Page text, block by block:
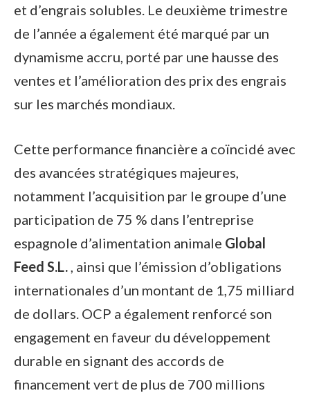
et d’engrais solubles. Le deuxième trimestre
de l’année a également été marqué par un
dynamisme accru, porté par une hausse des
ventes et l’amélioration des prix des engrais
sur les marchés mondiaux.
Cette performance financière a coïncidé avec
des avancées stratégiques majeures,
notamment l’acquisition par le groupe d’une
participation de 75 % dans l’entreprise
espagnole d’alimentation animale Global
Feed S.L. , ainsi que l’émission d’obligations
internationales d’un montant de 1,75 milliard
de dollars. OCP a également renforcé son
engagement en faveur du développement
durable en signant des accords de
financement vert de plus de 700 millions